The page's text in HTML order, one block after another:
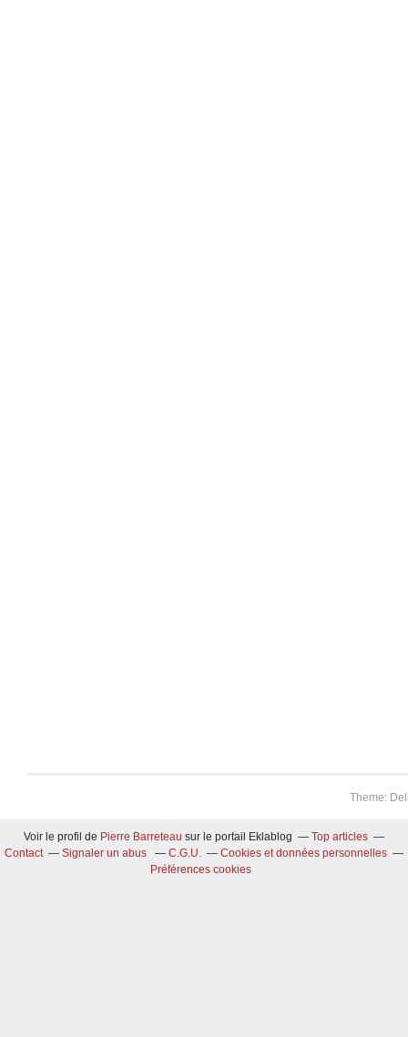
Theme:
Voir le profil de Pierre Barreteau sur le portail Eklablog
Top articles
Contact
Signaler un abus C.G.U.
Cookies et données personnelles
Préférences cookies